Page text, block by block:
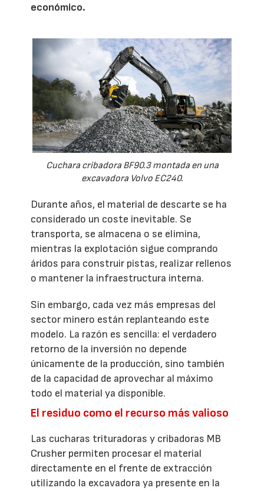
económico.
Cuchara cribadora BF90.3 montada en una
excavadora Volvo EC240.
Durante años, el material de descarte se ha
considerado un coste inevitable. Se
transporta, se almacena o se elimina,
mientras la explotación sigue comprando
áridos para construir pistas, realizar rellenos
o mantener la infraestructura interna.
Sin embargo, cada vez más empresas del
sector minero están replanteando este
modelo. La razón es sencilla: el verdadero
retorno de la inversión no depende
únicamente de la producción, sino también
de la capacidad de aprovechar al máximo
todo el material ya disponible.
El residuo como el recurso más valioso
Las cucharas trituradoras y cribadoras MB
Crusher permiten procesar el material
directamente en el frente de extracción
utilizando la excavadora ya presente en la